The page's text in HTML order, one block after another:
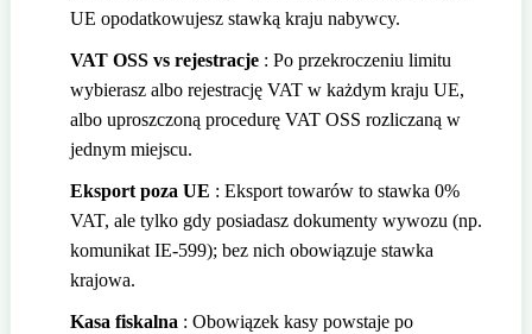
UE opodatkowujesz stawką kraju nabywcy.
VAT OSS vs rejestracje : Po przekroczeniu limitu
wybierasz albo rejestrację VAT w każdym kraju UE,
albo uproszczoną procedurę VAT OSS rozliczaną w
jednym miejscu.
Eksport poza UE : Eksport towarów to stawka 0%
VAT, ale tylko gdy posiadasz dokumenty wywozu (np.
komunikat IE-599); bez nich obowiązuje stawka
krajowa.
Kasa fiskalna : Obowiązek kasy powstaje po